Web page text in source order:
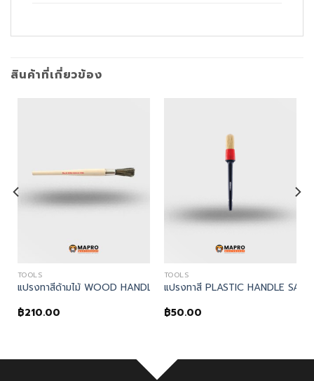
สินค้าที่เกี่ยวข้อง
TOOLS
แปรงทาสีด้ามไม้ WOOD HANDLE SASH BRUSH – Kennedy, แปรงท
฿210.00
TOOLS
แปรงทาสี PLASTIC HANDLE
฿50.00
าสีด้ามไม้ No.8 WOOD HANDLE SASH BRUSH
SASH BRUSH – Kennedy, แปรงทาสีด้ามไม้ No.10 WOOD HANDLE